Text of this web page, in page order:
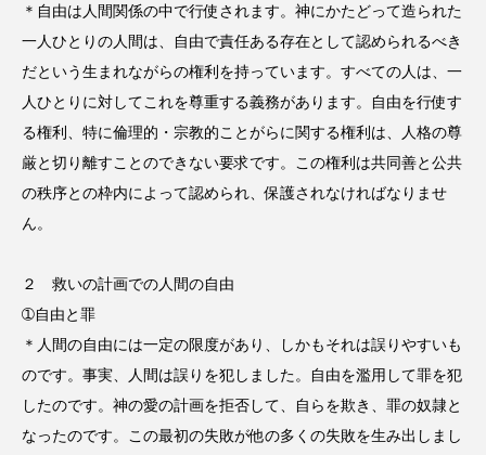
＊自由は人間関係の中で行使されます。神にかたどって造られた
一人ひとりの人間は、自由で責任ある存在として認められるべき
だという生まれながらの権利を持っています。すべての人は、一
人ひとりに対してこれを尊重する義務があります。自由を行使す
る権利、特に倫理的・宗教的ことがらに関する権利は、人格の尊
厳と切り離すことのできない要求です。この権利は共同善と公共
の秩序との枠内によって認められ、保護されなければなりませ
ん。
２ 救いの計画での人間の自由
➀自由と罪
＊人間の自由には一定の限度があり、しかもそれは誤りやすいも
のです。事実、人間は誤りを犯しました。自由を濫用して罪を犯
したのです。神の愛の計画を拒否して、自らを欺き、罪の奴隷と
なったのです。この最初の失敗が他の多くの失敗を生み出しまし